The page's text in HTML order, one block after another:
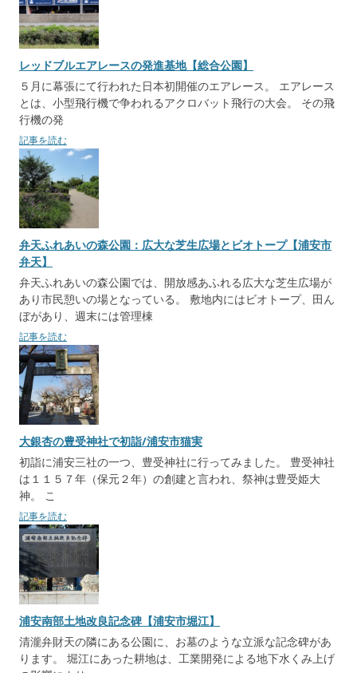
レッドブルエアレースの発進基地【総合公園】
５月に幕張にて行われた日本初開催のエアレース。 エアレース
とは、小型飛行機で争われるアクロバット飛行の大会。 その飛
行機の発
記事を読む
弁天ふれあいの森公園：広大な芝生広場とビオトープ【浦安市
弁天】
弁天ふれあいの森公園では、開放感あふれる広大な芝生広場が
あり市民憩いの場となっている。 敷地内にはビオトープ、田ん
ぼがあり、週末には管理棟
記事を読む
大銀杏の豊受神社で初詣/浦安市猫実
初詣に浦安三社の一つ、豊受神社に行ってみました。 豊受神社
は１１５７年（保元２年）の創建と言われ、祭神は豊受姫大
神。 こ
記事を読む
浦安南部土地改良記念碑【浦安市堀江】
清瀧弁財天の隣にある公園に、お墓のような立派な記念碑があ
ります。 堀江にあった耕地は、工業開発による地下水くみ上げ